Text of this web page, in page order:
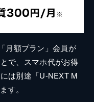
月額プラン」会員が
で、スマホ代がお得
は別途「U-NEXT M
す。